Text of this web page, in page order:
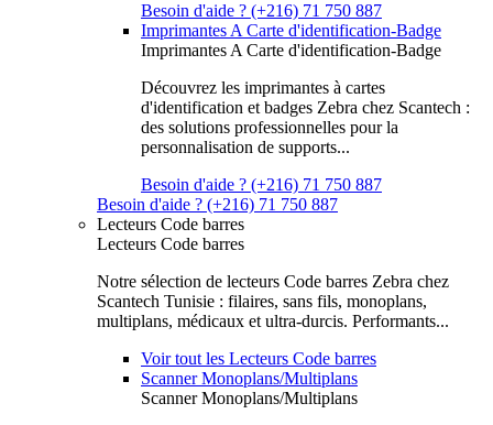
Besoin d'aide ? (+216) 71 750 887
Imprimantes A Carte d'identification-Badge
Imprimantes A Carte d'identification-Badge
Découvrez les imprimantes à cartes
d'identification et badges Zebra chez Scantech :
des solutions professionnelles pour la
personnalisation de supports...
Besoin d'aide ? (+216) 71 750 887
Besoin d'aide ? (+216) 71 750 887
Lecteurs Code barres
Lecteurs Code barres
Notre sélection de lecteurs Code barres Zebra chez
Scantech Tunisie : filaires, sans fils, monoplans,
multiplans, médicaux et ultra-durcis. Performants...
Voir tout les Lecteurs Code barres
Scanner Monoplans/Multiplans
Scanner Monoplans/Multiplans